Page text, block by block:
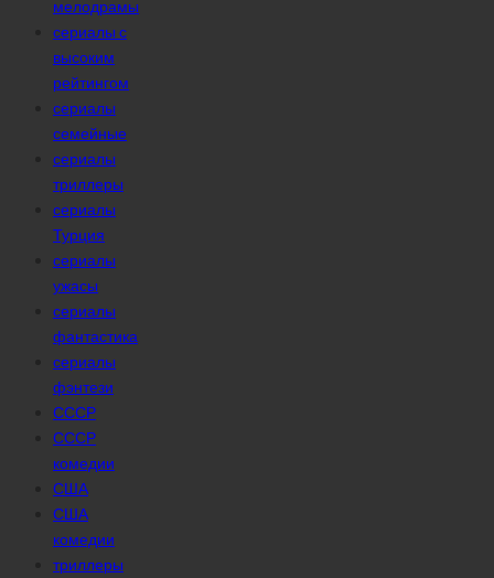
мелодрамы
сериалы с
высоким
рейтингом
сериалы
семейные
сериалы
триллеры
сериалы
Турция
сериалы
ужасы
сериалы
фантастика
сериалы
фэнтези
СССР
СССР
комедии
США
США
комедии
триллеры